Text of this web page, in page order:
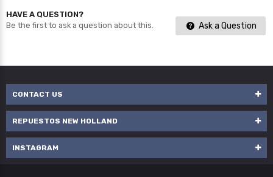
HAVE A QUESTION?
Be the first to ask a question about this.
Ask a Question
CONTACT US
REPUESTOS NEW HOLLAND
INSTAGRAM